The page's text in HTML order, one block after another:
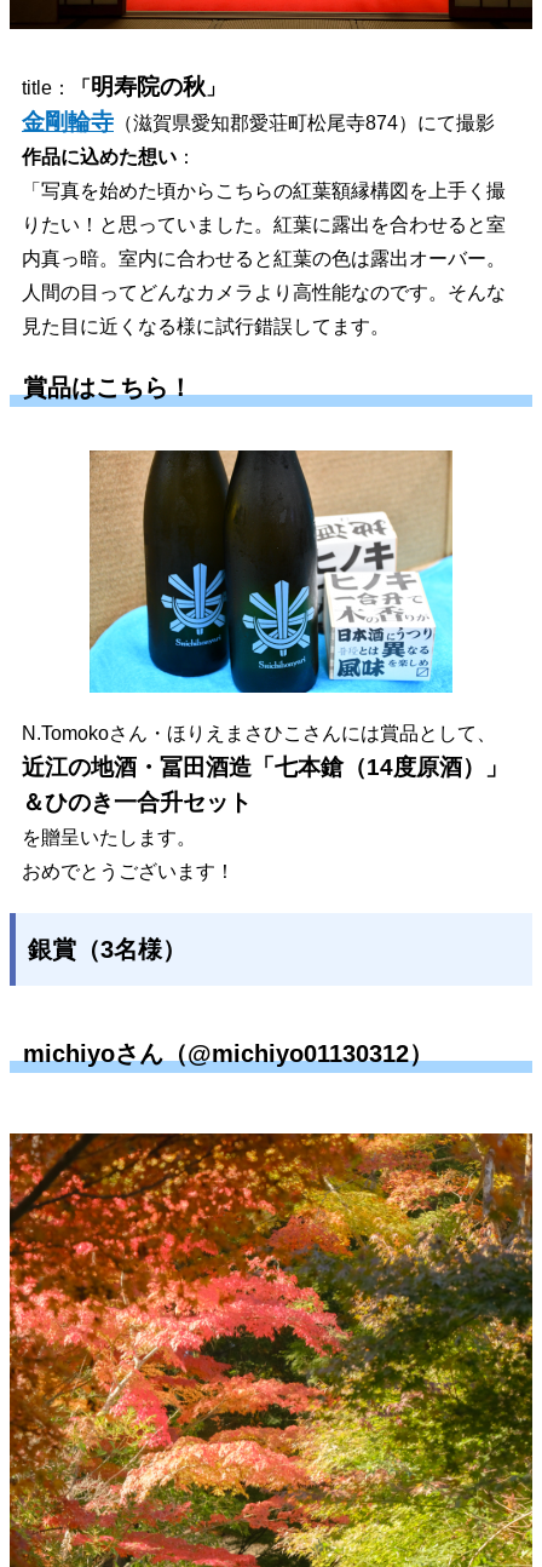
title： 「 明寿院の秋 」
金剛輪寺 （滋賀県愛知郡愛荘町松尾寺874）にて撮影
作品に込めた想い ：
「写真を始めた頃からこちらの紅葉額縁構図を上手く撮
りたい！と思っていました。紅葉に露出を合わせると室
内真っ暗。室内に合わせると紅葉の色は露出オーバー。
人間の目ってどんなカメラより高性能なのです。そんな
見た目に近くなる様に試行錯誤してます。
賞品はこちら！
N.Tomokoさん・ほりえまさひこさんには賞品として、
近江の地酒・冨田酒造「七本鎗（14度原酒）」
＆ひのき一合升セット
を贈呈いたします。
おめでとうございます！
銀賞（3名様）
michiyoさん（@michiyo01130312）